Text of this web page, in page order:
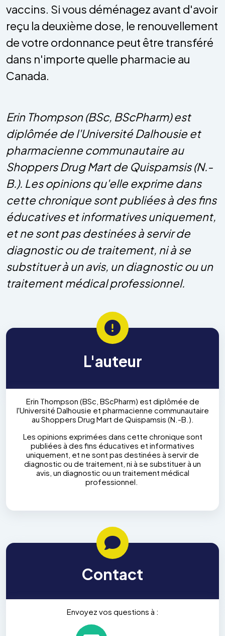
vaccins. Si vous déménagez avant d'avoir
reçu la deuxième dose, le renouvellement
de votre ordonnance peut être transféré
dans n'importe quelle pharmacie au
Canada.
Erin Thompson (BSc, BScPharm) est
diplômée de l'Université Dalhousie et
pharmacienne communautaire au
Shoppers Drug Mart de Quispamsis (N.-
B.). Les opinions qu'elle exprime dans
cette chronique sont publiées à des fins
éducatives et informatives uniquement,
et ne sont pas destinées à servir de
diagnostic ou de traitement, ni à se
substituer à un avis, un diagnostic ou un
traitement médical professionnel.
L'auteur
Erin Thompson (BSc, BScPharm) est diplômée de
l'Université Dalhousie et pharmacienne communautaire
au Shoppers Drug Mart de Quispamsis (N.-B.).
Les opinions exprimées dans cette chronique sont
publiées à des fins éducatives et informatives
uniquement, et ne sont pas destinées à servir de
diagnostic ou de traitement, ni à se substituer à un
avis, un diagnostic ou un traitement médical
professionnel.
Contact
Envoyez vos questions à :